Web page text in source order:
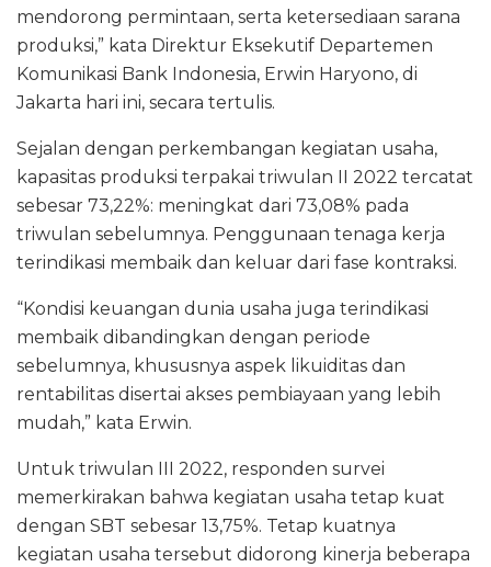
mendorong permintaan, serta ketersediaan sarana
produksi,” kata Direktur Eksekutif Departemen
Komunikasi Bank Indonesia, Erwin Haryono, di
Jakarta hari ini, secara tertulis.
Sejalan dengan perkembangan kegiatan usaha,
kapasitas produksi terpakai triwulan II 2022 tercatat
sebesar 73,22%: meningkat dari 73,08% pada
triwulan sebelumnya. Penggunaan tenaga kerja
terindikasi membaik dan keluar dari fase kontraksi.
“Kondisi keuangan dunia usaha juga terindikasi
membaik dibandingkan dengan periode
sebelumnya, khususnya aspek likuiditas dan
rentabilitas disertai akses pembiayaan yang lebih
mudah,” kata Erwin.
Untuk triwulan III 2022, responden survei
memerkirakan bahwa kegiatan usaha tetap kuat
dengan SBT sebesar 13,75%. Tetap kuatnya
kegiatan usaha tersebut didorong kinerja beberapa